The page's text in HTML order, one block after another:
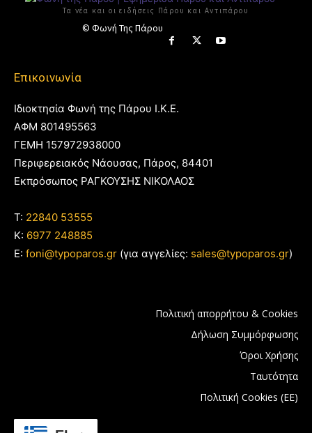
Τα νέα και οι ειδήσεις Πάρου και Αντιπάρου
© Φωνή Της Πάρου
Επικοινωνία
Ιδιοκτησία Φωνή της Πάρου Ι.Κ.Ε.
ΑΦΜ 801495563
ΓΕΜΗ 157972938000
Περιφερειακός Νάουσας, Πάρος, 84401
Εκπρόσωπος ΡΑΓΚΟΥΣΗΣ ΝΙΚΟΛΑΟΣ
T: 22840 53555
Κ: 6977 248885
E: foni@typoparos.gr (για αγγελίες: sales@typoparos.gr)
Πολιτική απορρήτου & Cookies
Δήλωση Συμμόρφωσης
Όροι Χρήσης
Ταυτότητα
Πολιτική Cookies (ΕΕ)